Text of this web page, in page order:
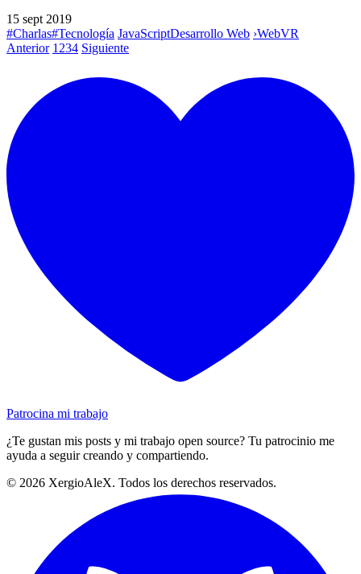
15 sept 2019
#Charlas#Tecnología JavaScriptDesarrollo Web ›WebVR
Anterior 1 234 Siguiente
Patrocina mi trabajo
¿Te gustan mis posts y mi trabajo open source? Tu patrocinio me
ayuda a seguir creando y compartiendo.
© 2026 XergioAleX. Todos los derechos reservados.